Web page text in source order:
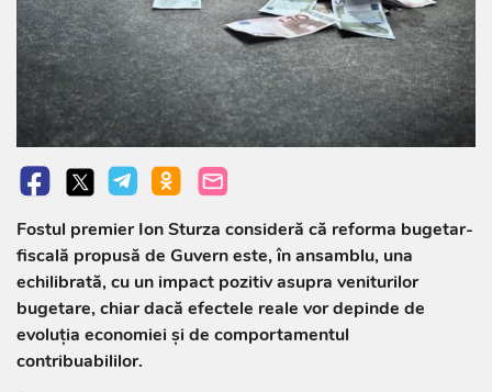
Fostul premier Ion Sturza consideră că reforma bugetar-
fiscală propusă de Guvern este, în ansamblu, una
echilibrată, cu un impact pozitiv asupra veniturilor
bugetare, chiar dacă efectele reale vor depinde de
evoluția economiei și de comportamentul
contribuabililor.